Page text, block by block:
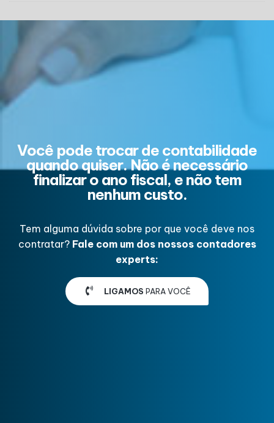
Você pode trocar de contabilidade
quando quiser. Não é necessário
finalizar o ano fiscal, e não tem
nenhum custo.
Tem alguma dúvida sobre por que você deve nos
contratar? Fale com um dos nossos contadores
experts:
LIGAMOS PARA VOCÊ